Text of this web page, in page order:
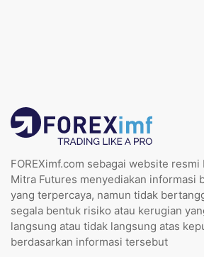
FOREXimf.com sebagai website
Mitra Futures menyediakan informasi
yang terpercaya, namun tidak
segala bentuk risiko atau kerugian
langsung atau tidak langsung atas
berdasarkan informasi tersebut